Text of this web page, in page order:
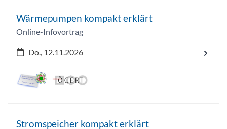
Wärmepumpen kompakt erklärt
Online-Infovortrag
Do., 12.11.2026
Stromspeicher kompakt erklärt